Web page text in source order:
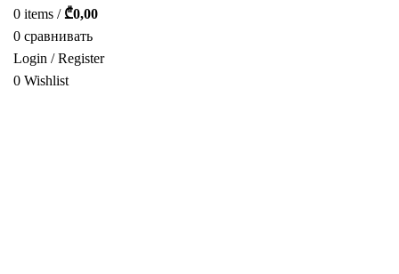
0 items / ₾0,00
0 сравнивать
Login / Register
0 Wishlist